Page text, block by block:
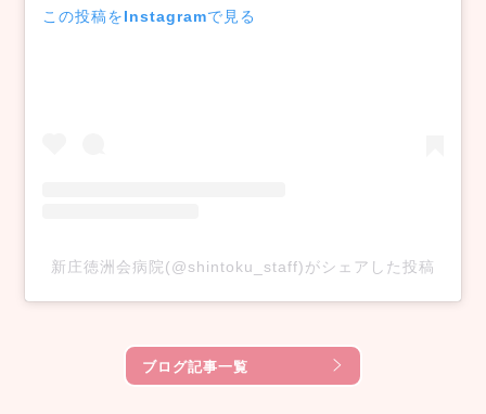
この投稿をInstagramで見る
新庄徳洲会病院(@shintoku_staff)がシェアした投稿
ブログ記事一覧